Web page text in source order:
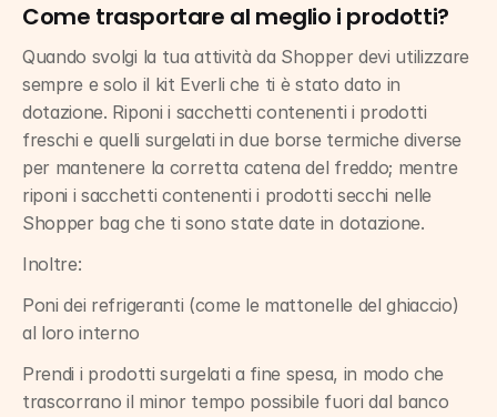
Come trasportare al meglio i prodotti?
Quando svolgi la tua attività da Shopper devi utilizzare
sempre e solo il kit Everli che ti è stato dato in
dotazione. Riponi i sacchetti contenenti i prodotti
freschi e quelli surgelati in due borse termiche diverse
per mantenere la corretta catena del freddo; mentre
riponi i sacchetti contenenti i prodotti secchi nelle
Shopper bag che ti sono state date in dotazione.
Inoltre:
Poni dei refrigeranti (come le mattonelle del ghiaccio)
al loro interno
Prendi i prodotti surgelati a fine spesa, in modo che
trascorrano il minor tempo possibile fuori dal banco